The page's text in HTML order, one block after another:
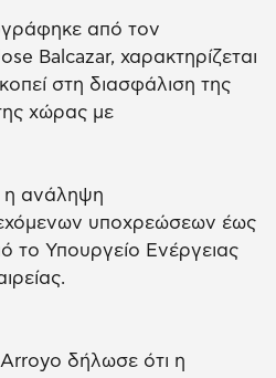
από τον
Balcazar, χαρακτηρίζεται
στη διασφάλιση της
χώρας με
η ανάληψη
υποχρεώσεων έως
το Υπουργείο Ενέργειας
δήλωσε ότι η